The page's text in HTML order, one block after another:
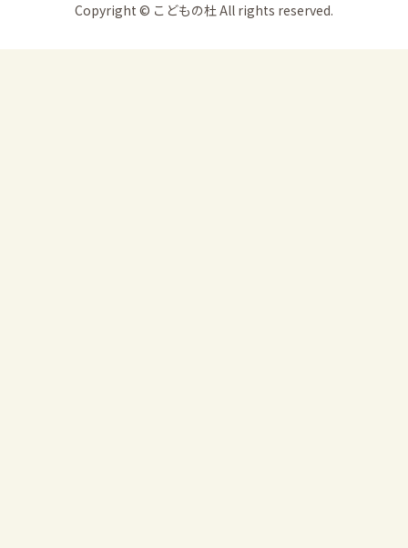
Copyright © こどもの杜 All rights reserved.